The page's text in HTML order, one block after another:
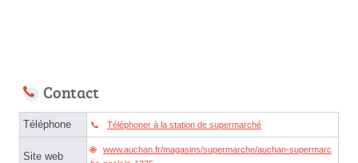
Contact
Téléphone Téléphoner à la station de supermarché
Site web
www.auchan.fr/magasins/supermarche/auchan-supermarc